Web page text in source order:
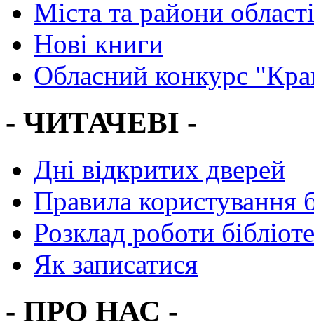
Міста та райони області
Нові книги
Обласний конкурс
- ЧИТАЧЕВІ -
Дні відкритих дверей
Правила користування
Розклад роботи
Як записатися
- ПРО НАС -